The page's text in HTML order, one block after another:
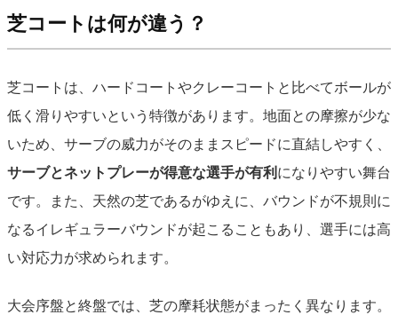
芝コートは何が違う？
芝コートは、ハードコートやクレーコートと比べてボールが
低く滑りやすいという特徴があります。地面との摩擦が少な
いため、サーブの威力がそのままスピードに直結しやすく、
サーブとネットプレーが得意な選手が有利 になりやすい舞台
です。また、天然の芝であるがゆえに、バウンドが不規則に
なるイレギュラーバウンドが起こることもあり、選手には高
い対応力が求められます。
大会序盤と終盤では、芝の摩耗状態がまったく異なります。